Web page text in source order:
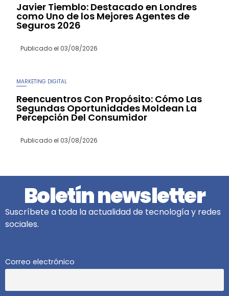
Javier Tiemblo: Destacado en Londres
como Uno de los Mejores Agentes de
Seguros 2026
Publicado el 03/08/2026
MARKETING DIGITAL
Reencuentros Con Propósito: Cómo Las
Segundas Oportunidades Moldean La
Percepción Del Consumidor
Publicado el 03/08/2026
Boletín newsletter
Suscríbete a toda la actualidad de tecnología y redes
sociales.
Correo electrónico